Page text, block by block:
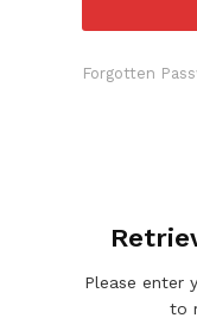
Forgotten
Please enter
to